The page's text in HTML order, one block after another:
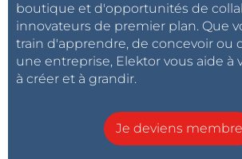
boutique et d'opportunités de
innovateurs de premier plan. Que
train d'apprendre, de concevoir ou
une entreprise, Elektor vous aide à
à créer et à grandir.
Je deviens membre